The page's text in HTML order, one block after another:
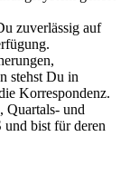
zuverlässig auf
stehst Du in
Korrespondenz.
Quartals- und
und bist für deren